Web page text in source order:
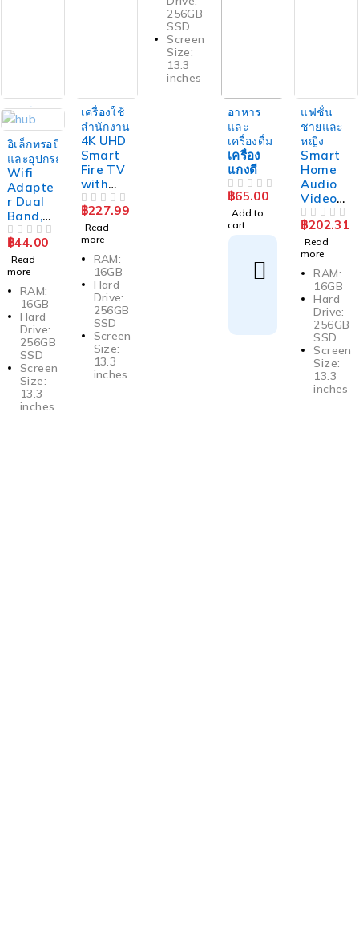
ขายแล้ว
เฟอร์นิเจอร์
และตกแต่ง
DELL
Vostro
3530
Laptops
for
Studen
t &
Busines
s
฿789.99
Read
more
RAM:
16GB
Hard
Drive:
256GB
SSD
Screen
Size:
13.3
inches
ขายแล้ว
เครื่องใช้
สำนักงาน
4K UHD
Smart
Fire TV
with
Alexa
Voice
Remote
฿227.99
Read
more
RAM:
16GB
Hard
Drive:
256GB
SSD
Screen
Size:
13.3
inches
256GB
SSD
Screen
Size:
13.3
inches
อาหาร
และ
เครื่องดื่ม
เครื่อง
แกงดี
฿65.00
Add to
cart
ขายแล้ว
แฟชั่น
ชายและ
หญิง
Smart
Home
Audio
Video
Consum
er
Electro
nics
฿202.31
Read
more
RAM:
16GB
Hard
Drive:
256GB
SSD
Screen
Size:
13.3
inches
ขายแล้ว
อิเล็กทรอนิกส์
และอุปกรณ์
Wifi
Adapte
r Dual
Band,
USB 3.0,
Networ
k
Interfac
e Card
฿44.00
Read
more
RAM:
16GB
Hard
Drive:
256GB
SSD
Screen
Size:
13.3
inches